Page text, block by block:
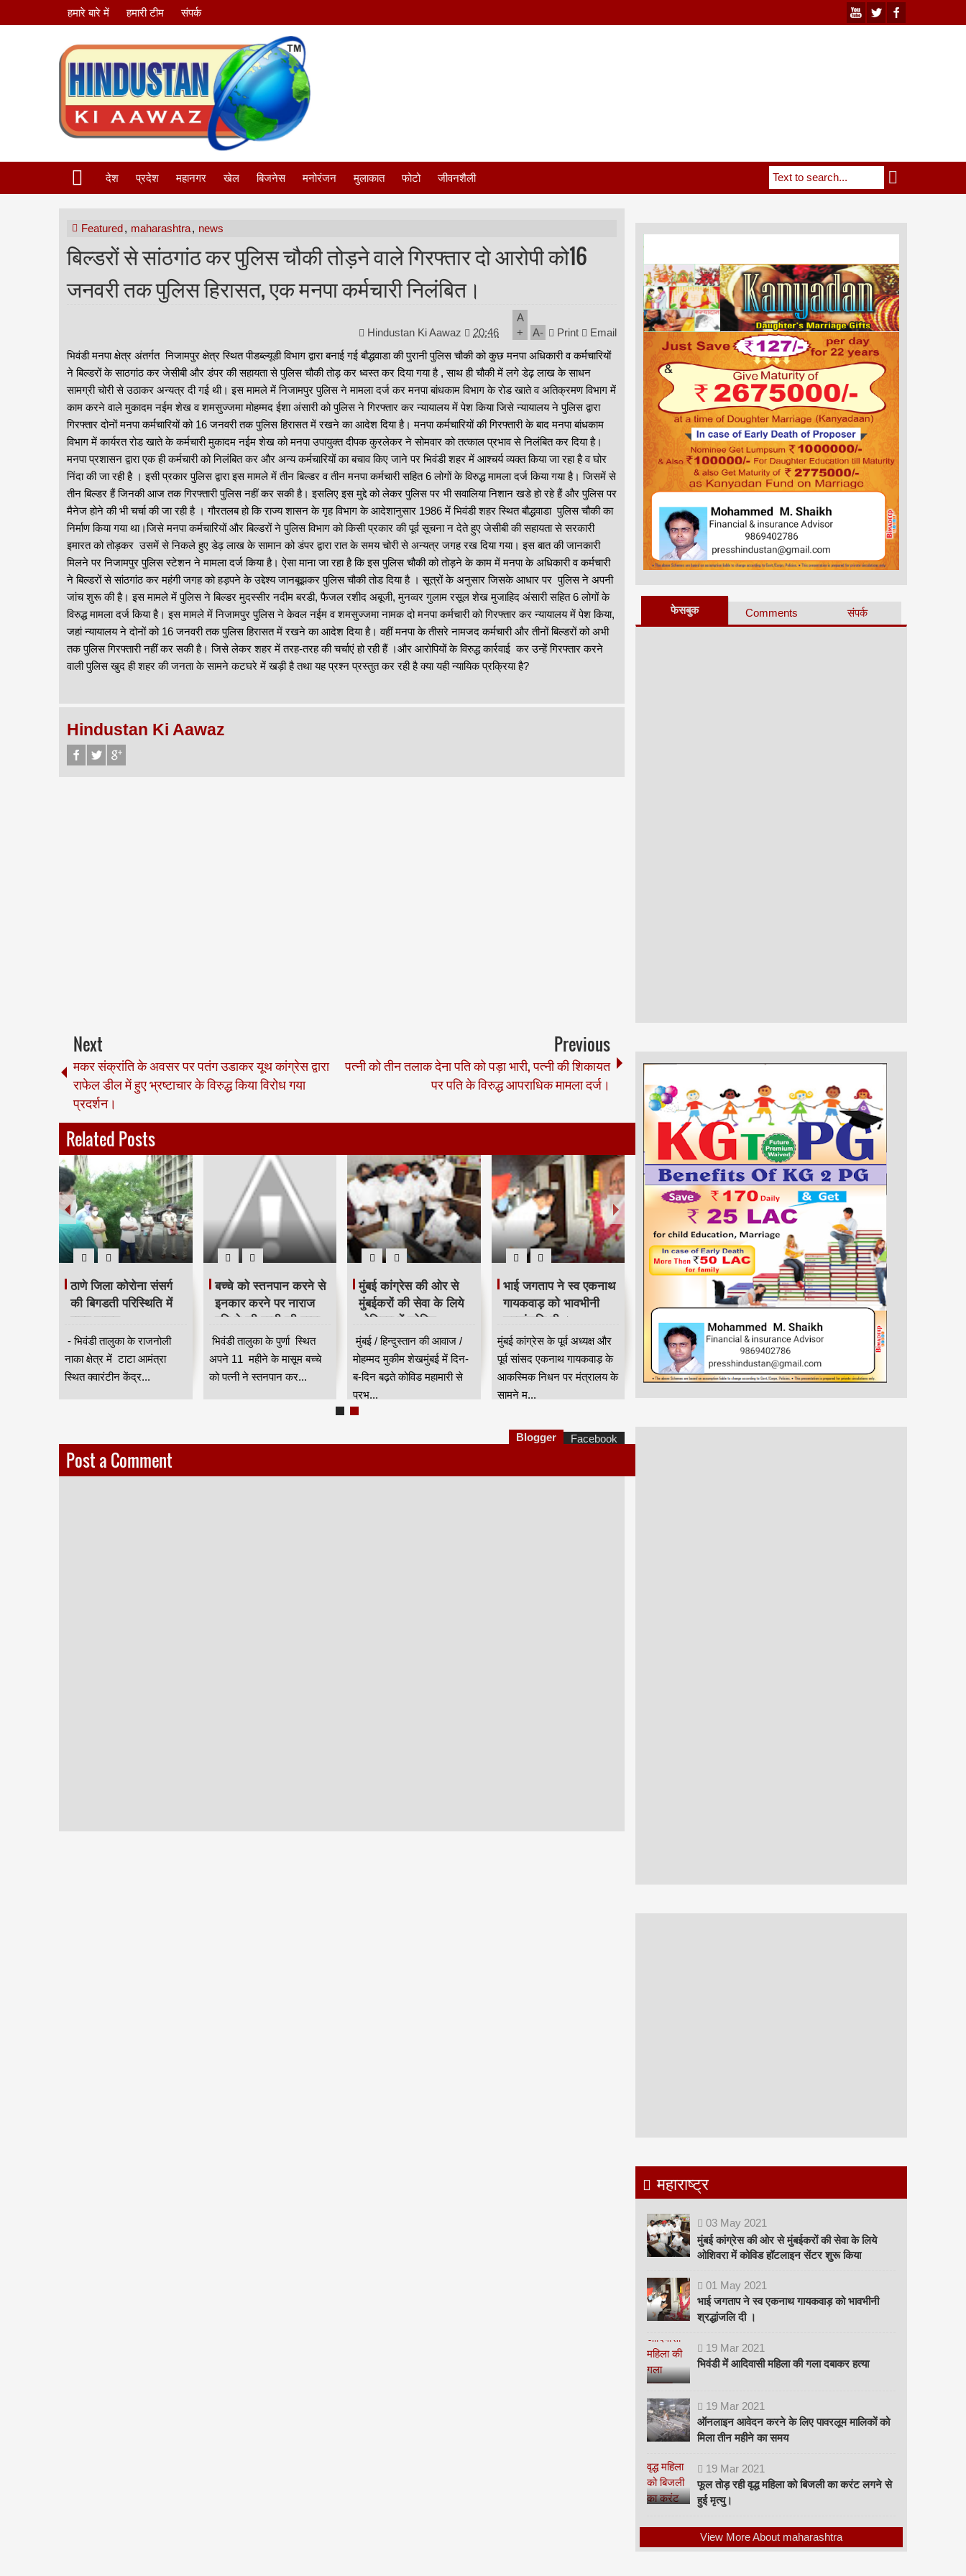
हमारे बारे में हमारी टीम संपर्क
देश प्रदेश महानगर खेल बिजनेस मनोरंजन मुलाकात फोटो जीवनशैली
Featured, maharashtra, news
बिल्डरों से सांठगांठ कर पुलिस चौकी तोड़ने वाले गिरफ्तार दो आरोपी को16
जनवरी तक पुलिस हिरासत, एक मनपा कर्मचारी निलंबित।
Hindustan Ki Aawaz 20:46
A
+
A- Print
Email
भिवंडी मनपा क्षेत्र अंतर्गत निजामपुर क्षेत्र स्थित पीडब्ल्यूडी विभाग द्वारा बनाई गई बौद्धवाडा की पुरानी पुलिस चौकी को कुछ मनपा अधिकारी व कर्मचारियों
ने बिल्डरों के साठगांठ कर जेसीबी और डंपर की सहायता से पुलिस चौकी तोड़ कर ध्वस्त कर दिया गया है , साथ ही चौकी में लगे डेढ़ लाख के साधन
सामग्री चोरी से उठाकर अन्यत्र दी गई थी। इस मामले में निजामपुर पुलिस ने मामला दर्ज कर मनपा बांधकाम विभाग के रोड खाते व अतिक्रमण विभाग में
काम करने वाले मुकादम नईम शेख व शमसुज्जमा मोहम्मद ईशा अंसारी को पुलिस ने गिरफ्तार कर न्यायालय में पेश किया जिसे न्यायालय ने पुलिस द्वारा
गिरफ्तार दोनों मनपा कर्मचारियों को 16 जनवरी तक पुलिस हिरासत में रखने का आदेश दिया है। मनपा कर्मचारियों की गिरफ्तारी के बाद मनपा बांधकाम
विभाग में कार्यरत रोड खाते के कर्मचारी मुकादम नईम शेख को मनपा उपायुक्त दीपक कुरलेकर ने सोमवार को तत्काल प्रभाव से निलंबित कर दिया है।
मनपा प्रशासन द्वारा एक ही कर्मचारी को निलंबित कर और अन्य कर्मचारियों का बचाव किए जाने पर भिवंडी शहर में आश्चर्य व्यक्त किया जा रहा है व घोर
निंदा की जा रही है । इसी प्रकार पुलिस द्वारा इस मामले में तीन बिल्डर व तीन मनपा कर्मचारी सहित 6 लोगों के विरुद्ध मामला दर्ज किया गया है। जिसमें से
तीन बिल्डर हैं जिनकी आज तक गिरफ्तारी पुलिस नहीं कर सकी है। इसलिए इस मुद्दे को लेकर पुलिस पर भी सवालिया निशान खडे हो रहे हैं और पुलिस पर
मैनेज होने की भी चर्चा की जा रही है । गौरतलब हो कि राज्य शासन के गृह विभाग के आदेशानुसार 1986 में भिवंडी शहर स्थित बौद्धवाडा पुलिस चौकी का
निर्माण किया गया था।जिसे मनपा कर्मचारियों और बिल्डरों ने पुलिस विभाग को किसी प्रकार की पूर्व सूचना न देते हुए जेसीबी की सहायता से सरकारी
इमारत को तोड़कर उसमें से निकले हुए डेढ़ लाख के सामान को डंपर द्वारा रात के समय चोरी से अन्यत्र जगह रख दिया गया। इस बात की जानकारी
मिलने पर निजामपुर पुलिस स्टेशन ने मामला दर्ज किया है। ऐसा माना जा रहा है कि इस पुलिस चौकी को तोड़ने के काम में मनपा के अधिकारी व कर्मचारी
ने बिल्डरों से सांठगांठ कर महंगी जगह को हड़पने के उद्देश्य जानबूझकर पुलिस चौकी तोड दिया है । सूत्रों के अनुसार जिसके आधार पर पुलिस ने अपनी
जांच शुरू की है। इस मामले में पुलिस ने बिल्डर मुदस्सीर नदीम बरडी, फैजल रशीद अबूजी, मुनव्वर गुलाम रसूल शेख मुजाहिद अंसारी सहित 6 लोगों के
विरुद्ध मामला दर्ज किया है। इस मामले में निजामपुर पुलिस ने केवल नईम व शमसुज्जमा नामक दो मनपा कर्मचारी को गिरफ्तार कर न्यायालय में पेश किया,
जहां न्यायालय ने दोनों को 16 जनवरी तक पुलिस हिरासत में रखने का आदेश दिया है। वहीं मनपा के तीसरे नामजद कर्मचारी और तीनों बिल्डरों को अभी
तक पुलिस गिरफ्तारी नहीं कर सकी है। जिसे लेकर शहर में तरह-तरह की चर्चाएं हो रही हैं ।और आरोपियों के विरुद्ध कार्रवाई कर उन्हें गिरफ्तार करने
वाली पुलिस खुद ही शहर की जनता के सामने कटघरे में खड़ी है तथा यह प्रश्न प्रस्तुत कर रही है क्या यही न्यायिक प्रक्रिया है?
Hindustan Ki Aawaz
Next
मकर संक्रांति के अवसर पर पतंग उडाकर यूथ कांग्रेस द्वारा
राफेल डील में हुए भ्रष्टाचार के विरुद्ध किया विरोध गया
प्रदर्शन।
Previous
पत्नी को तीन तलाक देना पति को पड़ा भारी, पत्नी की शिकायत
पर पति के विरुद्ध आपराधिक मामला दर्ज।
Related Posts
ठाणे जिला कोरोना संसर्ग
की बिगडती परिस्थिति में
राज्य शासन
लापरवाह,क्वारंटीन केंद्र में
मनो चिकित्सक नियुक्त
किया जाये __ किरीट
- भिवंडी तालुका के राजनोली
नाका क्षेत्र में टाटा आमंत्रा
स्थित क्वारंटीन केंद्र...
बच्चे को स्तनपान करने से
इनकार करने पर नाराज
पति ने की पत्नी की हत्या
।
भिवंडी तालुका के पुर्णा स्थित
अपने 11 महीने के मासूम बच्चे
को पत्नी ने स्तनपान कर...
मुंबई कांग्रेस की ओर से
मुंबईकरों की सेवा के लिये
ओशिवरा में कोविड
हॉटलाइन सेंटर शुरू किया
मुंबई / हिन्दुस्तान की आवाज /
मोहम्मद मुकीम शेखमुंबई में दिन-
ब-दिन बढ़ते कोविड महामारी से
प्रभ...
भाई जगताप ने स्व एकनाथ
गायकवाड़ को भावभीनी
श्रद्धांजलि दी ।
मुंबई कांग्रेस के पूर्व अध्यक्ष और
पूर्व सांसद एकनाथ गायकवाड़ के
आकस्मिक निधन पर मंत्रालय के
सामने म...
Post a Comment
Blogger Facebook
फेसबुक Comments संपर्क
महाराष्ट्र
03 May 2021
मुंबई कांग्रेस की ओर से मुंबईकरों की सेवा के लिये
ओशिवरा में कोविड हॉटलाइन सेंटर शुरू किया
01 May 2021
भाई जगताप ने स्व एकनाथ गायकवाड़ को भावभीनी
श्रद्धांजलि दी ।
19 Mar 2021
भिवंडी में आदिवासी महिला की गला दबाकर हत्या
19 Mar 2021
ऑनलाइन आवेदन करने के लिए पावरलूम मालिकों को
मिला तीन महीने का समय
19 Mar 2021
फूल तोड़ रही वृद्ध महिला को बिजली का करंट लगने से
हुई मृत्यु।
View More About maharashtra